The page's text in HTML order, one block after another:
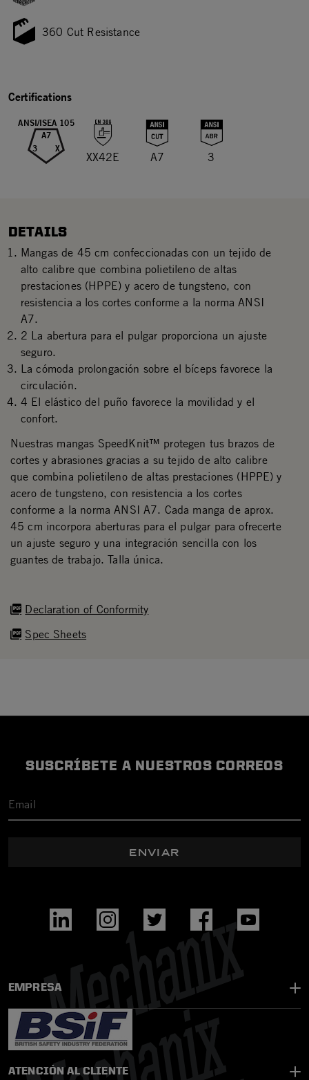
360 Cut Resistance
Certifications
ANSI/ISEA 105
A7
3 X
XX42E A7 3
DETAILS
Mangas de 45 cm confeccionadas con un tejido de
alto calibre que combina polietileno de altas
prestaciones (HPPE) y acero de tungsteno, con
resistencia a los cortes conforme a la norma ANSI
A7.
2 La abertura para el pulgar proporciona un ajuste
seguro.
La cómoda prolongación sobre el bíceps favorece la
circulación.
4 El elástico del puño favorece la movilidad y el
confort.
Declaration of Conformity
Spec Sheets
Nuestras mangas SpeedKnit™ protegen tus brazos de
cortes y abrasiones gracias a su tejido de alto calibre
que combina polietileno de altas prestaciones (HPPE) y
acero de tungsteno, con resistencia a los cortes
conforme a la norma ANSI A7. Cada manga de aprox.
45 cm incorpora aberturas para el pulgar para ofrecerte
un ajuste seguro y una integración sencilla con los
guantes de trabajo. Talla única.
SUSCRÍBETE A NUESTROS CORREOS
ENVIAR
EMPRESA
ATENCIÓN AL CLIENTE